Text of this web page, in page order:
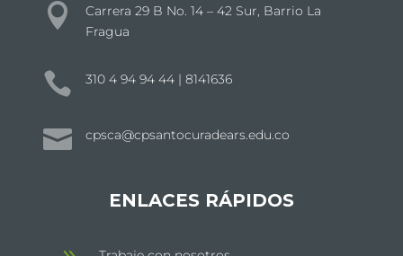

Carrera 29 B No. 14 – 42 Sur, Barrio La
Fragua
 310 4 94 94 44 | 8141636
 cpsca@cpsantocuradears.edu.co
ENLACES RÁPIDOS